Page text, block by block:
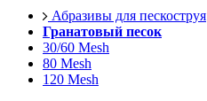
Абразивы для пескоструя
Гранатовый песок
30/60 Mesh
80 Mesh
120 Mesh